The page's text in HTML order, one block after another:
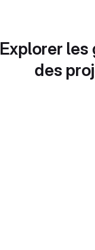
Explorer les
des